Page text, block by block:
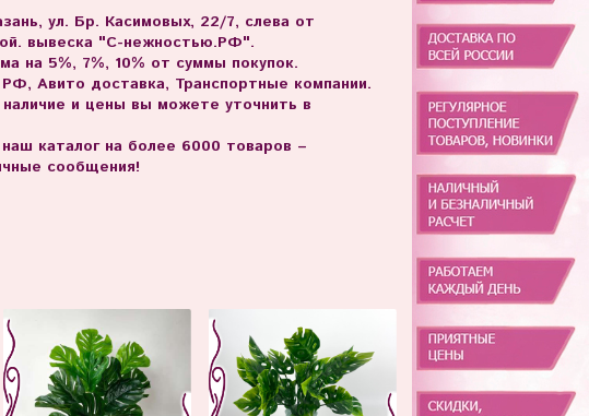
ул. Бр. Касимовых, 22/7, слева от
вывеска "С-нежностью.РФ".
на 5%, 7%, 10% от суммы покупок.
Авито доставка, Транспортные компании.
и цены вы можете уточнить в
каталог на более 6000 товаров –
сообщения!